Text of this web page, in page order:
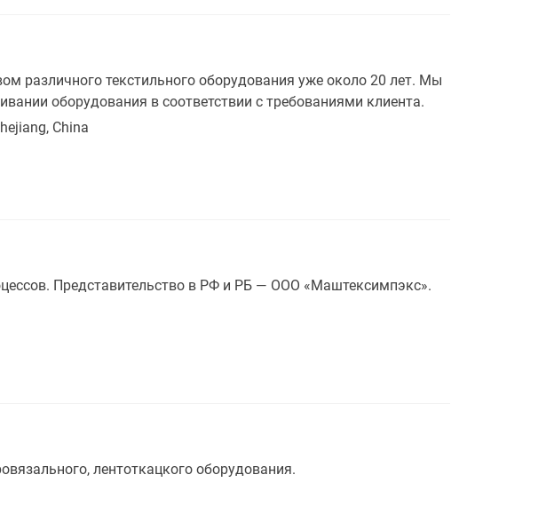
различного текстильного оборудования уже около 20 лет. Мы
оборудования в соответствии с требованиями клиента.
China
Представительство в РФ и РБ — ООО «Маштексимпэкс».
лентоткацкого оборудования.